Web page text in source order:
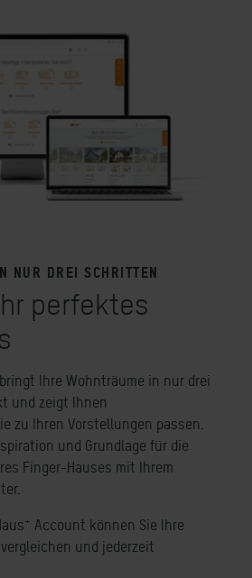
DREI SCHRITTEN
perfektes
Ihre Wohnträume in nur drei
und zeigt Ihnen
zu Ihren Vorstellungen passen.
und Grundlage für die
Finger-Hauses mit Ihrem
+ Account können Sie Ihre
und jederzeit